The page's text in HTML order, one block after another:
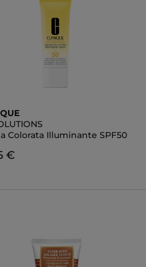
Colorata Illuminante SPF50
€